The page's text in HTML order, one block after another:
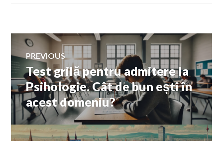
Navigare
în
articole
PREVIOUS
Previous
post:
Test grilă pentru admitere la
Psihologie. Cât de bun ești în
acest domeniu?